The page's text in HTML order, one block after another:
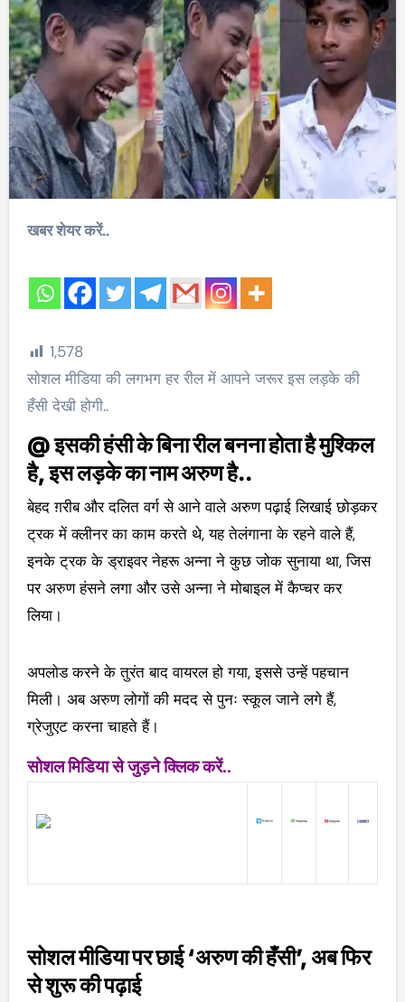
खबर शेयर करें..
1,578
सोशल मीडिया की लगभग हर रील में आपने जरूर इस लड़के की
हँसी देखी होगी..
@ इसकी हंसी के बिना रील बनना होता है मुश्किल
है, इस लड़के का नाम अरुण है..
बेहद ग़रीब और दलित वर्ग से आने वाले अरुण पढ़ाई लिखाई छोड़कर
ट्रक में क्लीनर का काम करते थे, यह तेलंगाना के रहने वाले हैं,
इनके ट्रक के ड्राइवर नेहरू अन्ना ने कुछ जोक सुनाया था, जिस
पर अरुण हंसने लगा और उसे अन्ना ने मोबाइल में कैप्चर कर
लिया।
अपलोड करने के तुरंत बाद वायरल हो गया, इससे उन्हें पहचान
मिली। अब अरुण लोगों की मदद से पुनः स्कूल जाने लगे हैं,
ग्रेजुएट करना चाहते हैं।
सोशल मिडिया से जुड़ने क्लिक करें..
सोशल मीडिया पर छाई ‘अरुण की हँसी’, अब फिर
से शुरू की पढ़ाई